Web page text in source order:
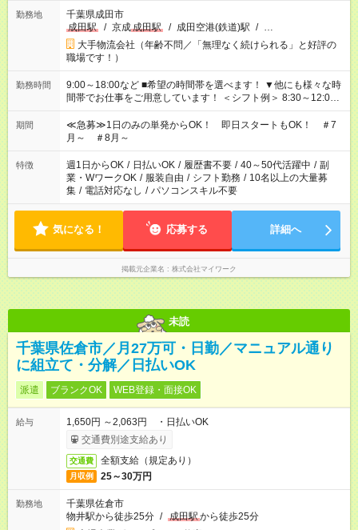
勤務地
千葉県成田市
成田駅
/ 京成成田駅 / 成田空港(鉄道)駅 / …
大手物流会社（年齢不問／「無理なく続けられる」と好評の
職場です！）
勤務時間
9:00～18:00など ■希望の時間帯を選べます！ ▼他にも様々な時
間帯でお仕事をご用意しています！ ＜シフト例＞ 8:30～12:00
17:00～22:00 13:00～22:00 22:00～翌6:00 など
期間
≪急募≫1日のみの単発からOK！ 即日スタートもOK！ ＃7
月～ ＃8月～
特徴 週1日からOK / 日払いOK / 履歴書不要 / 40～50代活躍中 / 副
業・WワークOK / 服装自由 / シフト勤務 / 10名以上の大量募
集 / 電話対応なし / パソコンスキル不要
気になる！ 応募する 詳細へ
掲載元企業名 株式会社マイワーク
未読
千葉県佐倉市／月27万可・日勤／マニュアル通り
に組立て・分解／日払いOK
派遣 ブランクOK WEB登録・面接OK
給与
1,650円 ～2,063円 ・日払いOK
交通費別途支給あり
交通費 全額支給（規定あり）
月収例 25～30万円
勤務地
千葉県佐倉市
物井駅から徒歩25分 / 成田駅から徒歩25分